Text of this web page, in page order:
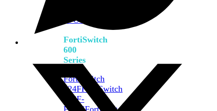
FPOE
FortiSwitch
600
Series
FortiSwitch
624FFortiSwitch
624F-
FPOEFortiSwitch